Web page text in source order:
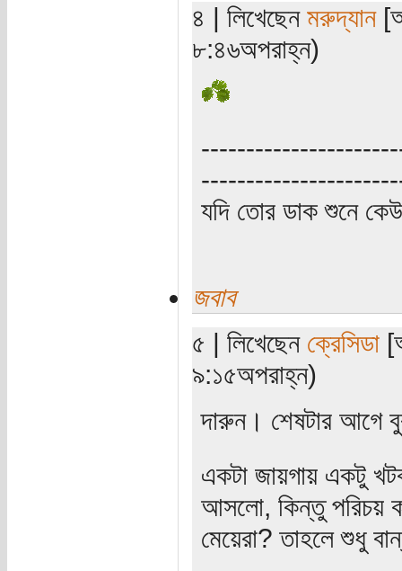
৪ | লিখেছেন মরুদ্যান
৮:৪৬অপরাহ্ন)
যদি তোর ডাক শুনে
জবাব
৫ | লিখেছেন ক্রেসিডা
৯:১৫অপরাহ্ন)
দারুন। শেষটার আগে
একটা জায়গায় একটু
আসলো, কিন্তু পরিচয়
মেয়েরা? তাহলে শুধু